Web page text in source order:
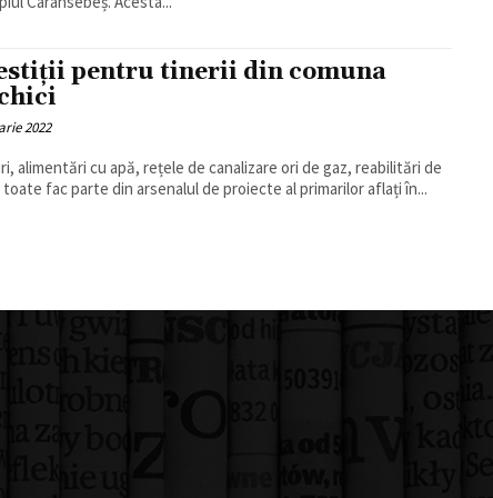
pentru tinerii din comuna
2022
alimentări cu apă, rețele de canalizare ori de gaz, reabilitări de
fac parte din arsenalul de proiecte al primarilor aflați în...